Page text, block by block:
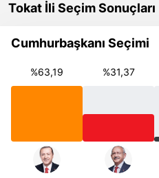
Tokat İli Seçim Sonuçları
Cumhurbaşkanı Seçimi
%63,19 %31,37